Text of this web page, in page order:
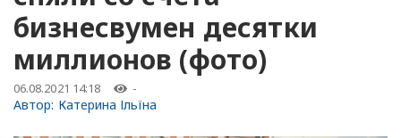
бизнесвумен десятки
миллионов (фото)
06.08.2021 14:18 -
Автор: Катерина Ільїна